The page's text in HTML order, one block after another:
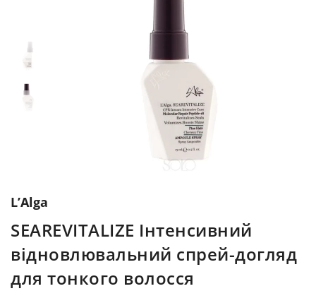
L’Alga
SEAREVITALIZE Інтенсивний
відновлювальний спрей-догляд
для тонкого волосся